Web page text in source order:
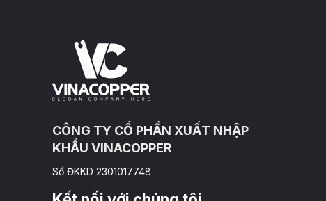
CÔNG TY CỔ PHẦN XUẤT NHẬP
KHẨU VINACOPPER
Số ĐKKD 2301017748